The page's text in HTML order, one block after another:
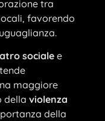
tra
favorendo
sociale e
maggiore
della violenza
della